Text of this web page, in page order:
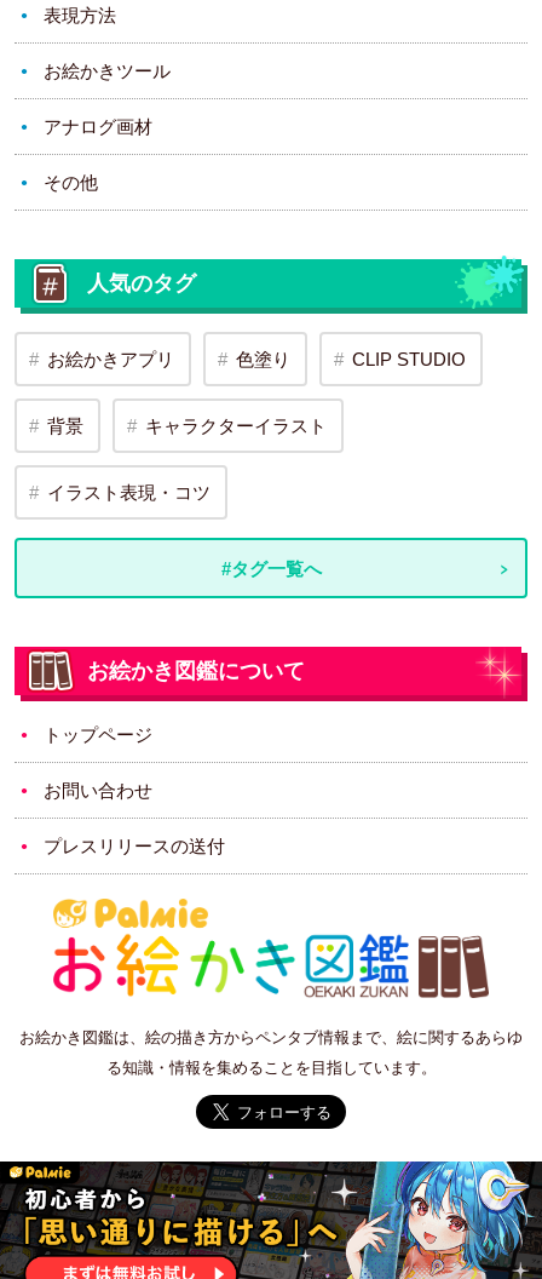
表現方法
お絵かきツール
アナログ画材
その他
人気のタグ
お絵かきアプリ 色塗り CLIP STUDIO
背景 キャラクターイラスト
イラスト表現・コツ
#タグ一覧へ
お絵かき図鑑について
トップページ
お問い合わせ
プレスリリースの送付
お絵かき図鑑は、絵の描き方からペンタブ情報まで、絵に関するあらゆ
る知識・情報を集めることを目指しています。